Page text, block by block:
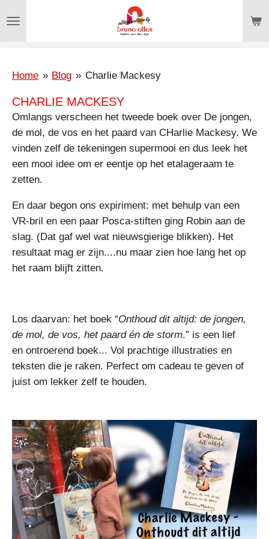
direct
hoofdinhoud
Home » Blog » Charlie Mackesy
CHARLIE MACKESY
Omlangs verscheen het tweede boek over De jongen,
de mol, de vos en het paard van CHarlie Mackesy. We
vinden zelf de tekeningen supermooi en dus leek het
een mooi idee om er eentje op het etalageraam te
zetten.
En daar begon ons expiriment: met behulp van een
VR-bril en een paar Posca-stiften ging Robin aan de
slag. (Dat gaf wel wat nieuwsgierige blikken). Het
resultaat mag er zijn....nu maar zien hoe lang het op
het raam blijft zitten.
Los daarvan: het boek “Onthoud dit altijd: de jongen,
de mol, de vos, het paard én de storm.” is een lief
en ontroerend boek... Vol prachtige illustraties en
teksten die je raken. Perfect om cadeau te geven of
juist om lekker zelf te houden.